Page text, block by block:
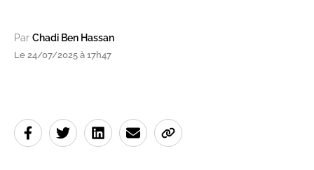
Par Chadi Ben Hassan
Le 24/07/2025 à 17h47